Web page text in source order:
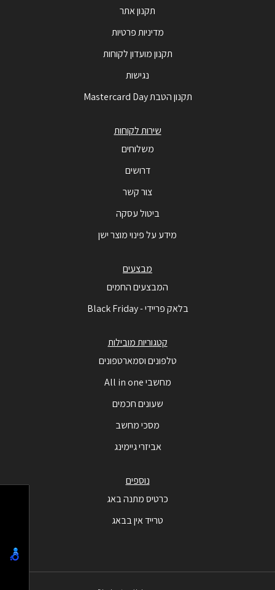
תקנון אתר
מדיניות פרטיות
תקנון מועדון לקוחות
נגישות
תקנון הטבת Mastercard Day
שירות לקוחות
משלוחים
דרושים
צור קשר
ביטול עסקה
מידע על פינוי מוצר ישן
מבצעים
המבצעים החמים
בלאק פריידי - Black Friday
קטגוריות מובילות
טלפונים וסמארטפונים
מחשבי All in one
שעונים חכמים
מסכי מחשב
אביזרי גיימינג
נוספים
כרטיס מתנה באג
טרייד אין בבאג